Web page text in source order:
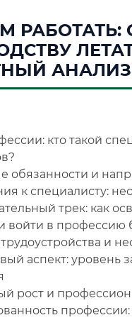
кто такой
обязанности и
к специалисту:
трек: как
войти в профессию
и
аспект: уровень
рост и